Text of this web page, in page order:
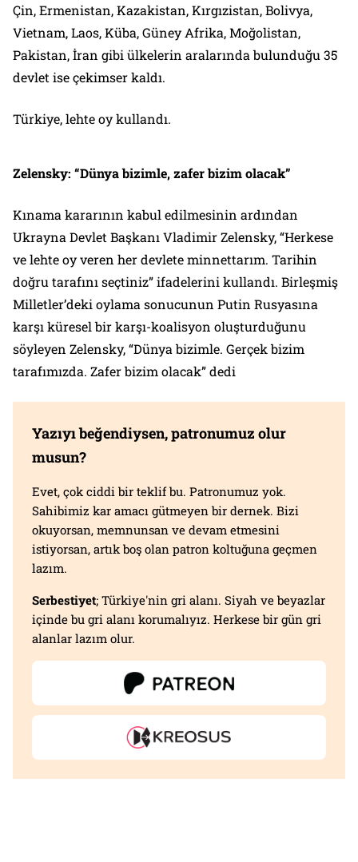
Çin, Ermenistan, Kazakistan, Kırgızistan, Bolivya,
Vietnam, Laos, Küba, Güney Afrika, Moğolistan,
Pakistan, İran gibi ülkelerin aralarında bulunduğu 35
devlet ise çekimser kaldı.
Türkiye, lehte oy kullandı.
Zelensky: “Dünya bizimle, zafer bizim olacak”
Kınama kararının kabul edilmesinin ardından
Ukrayna Devlet Başkanı Vladimir Zelensky, “Herkese
ve lehte oy veren her devlete minnettarım. Tarihin
doğru tarafını seçtiniz” ifadelerini kullandı. Birleşmiş
Milletler’deki oylama sonucunun Putin Rusyasına
karşı küresel bir karşı-koalisyon oluşturduğunu
söyleyen Zelensky, “Dünya bizimle. Gerçek bizim
tarafımızda. Zafer bizim olacak” dedi
Yazıyı beğendiysen, patronumuz olur
musun?
Evet, çok ciddi bir teklif bu. Patronumuz yok.
Sahibimiz kar amacı gütmeyen bir dernek. Bizi
okuyorsan, memnunsan ve devam etmesini
istiyorsan, artık boş olan patron koltuğuna geçmen
lazım.
Serbestiyet; Türkiye'nin gri alanı. Siyah ve beyazlar
içinde bu gri alanı korumalıyız. Herkese bir gün gri
alanlar lazım olur.